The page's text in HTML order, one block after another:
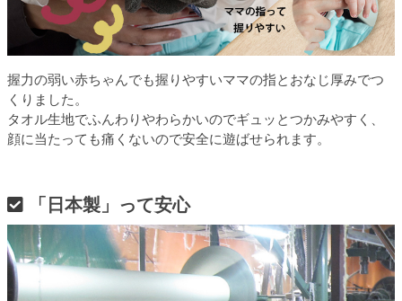
握力の弱い赤ちゃんでも握りやすいママの指とおなじ厚みでつ
くりました。
タオル生地でふんわりやわらかいのでギュッとつかみやすく、
顔に当たっても痛くないので安全に遊ばせられます。
「日本製」って安心